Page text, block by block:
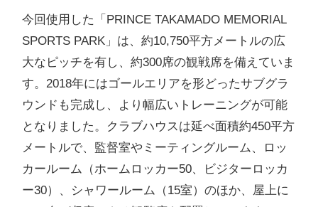
今回使用した「PRINCE TAKAMADO MEMORIAL
SPORTS PARK」は、約10,750平方メートルの広
大なピッチを有し、約300席の観戦席を備えていま
す。2018年にはゴールエリアを形どったサブグラ
ウンドも完成し、より幅広いトレーニングが可能
となりました。クラブハウスは延べ面積約450平方
メートルで、監督室やミーティングルーム、ロッ
カールーム（ホームロッカー50、ビジターロッカ
ー30）、シャワールーム（15室）のほか、屋上に